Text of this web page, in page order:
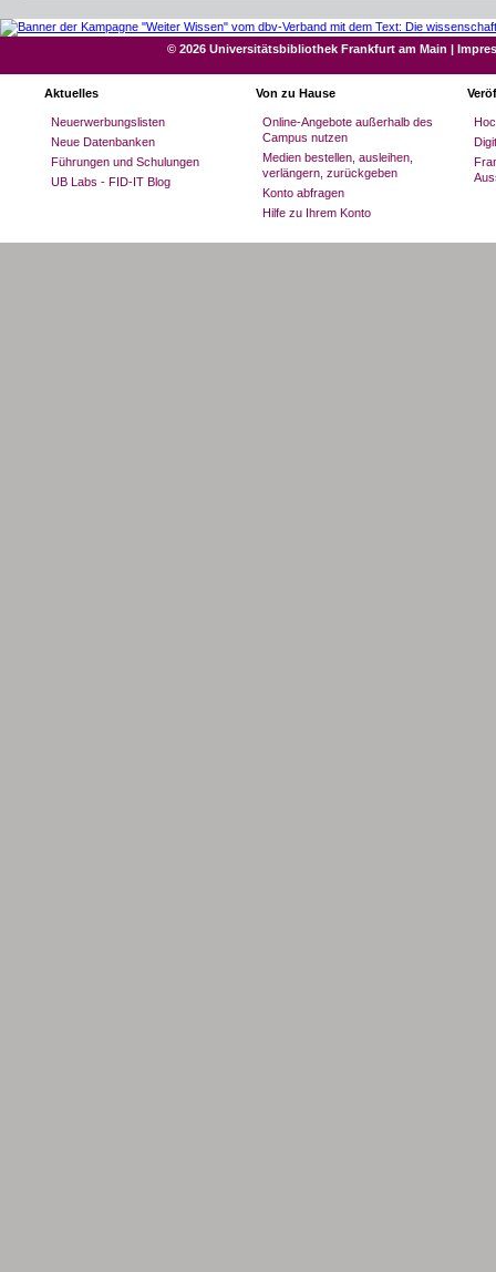
© 2026 Universitätsbibliothek Frankfurt am Main |
Aktuelles
Neuerwerbungslisten
Neue Datenbanken
Führungen und Schulungen
UB Labs - FID-IT Blog
Von zu Hause
Online-Angebote außerhalb des
Campus nutzen
Medien bestellen, ausleihen,
verlängern, zurückgeben
Konto abfragen
Hilfe zu Ihrem Konto